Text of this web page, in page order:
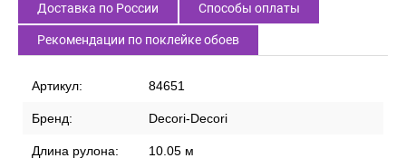
Доставка по России Способы оплаты
Рекомендации по поклейке обоев
Артикул: 84651
Бренд: Decori-Decori
Длина рулона: 10.05 м